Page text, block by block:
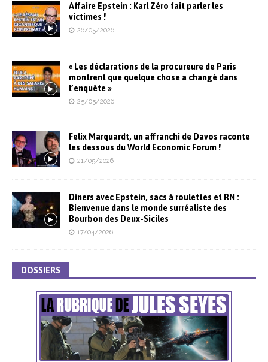
Affaire Epstein : Karl Zéro fait parler les
victimes !
26/05/2026
« Les déclarations de la procureure de Paris
montrent que quelque chose a changé dans
l’enquête »
25/05/2026
Felix Marquardt, un affranchi de Davos raconte
les dessous du World Economic Forum !
21/05/2026
Dîners avec Epstein, sacs à roulettes et RN :
Bienvenue dans le monde surréaliste des
Bourbon des Deux-Siciles
17/04/2026
DOSSIERS